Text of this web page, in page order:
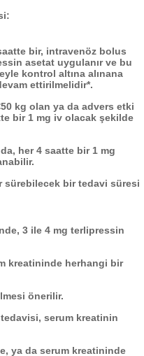
bir, intravenöz bolus
asetat uygulanır ve bu
kontrol altına alınana
ettirilmelidir*.
kg olan ya da advers etki
bir 1 mg iv olacak şekilde
her 4 saatte bir 1 mg
sürebilecek bir tedavi süresi
3 ile 4 mg terlipressin
kreatininde herhangi bir
önerilir.
serum kreatinin
ya da serum kreatininde